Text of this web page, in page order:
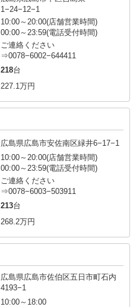
1−24−12−1
10:00～20:00(店舗営業時間)
00:00～23:59(電話受付時間)
ご連絡ください
⇒0078−6002−644411
218台
227.1万円
広島県広島市安佐南区緑井6−17−1
10:00～20:00(店舗営業時間)
00:00～23:59(電話受付時間)
ご連絡ください
⇒0078−6003−503911
213台
268.2万円
広島県広島市佐伯区五日市町石内
4193−1
10:00～18:00